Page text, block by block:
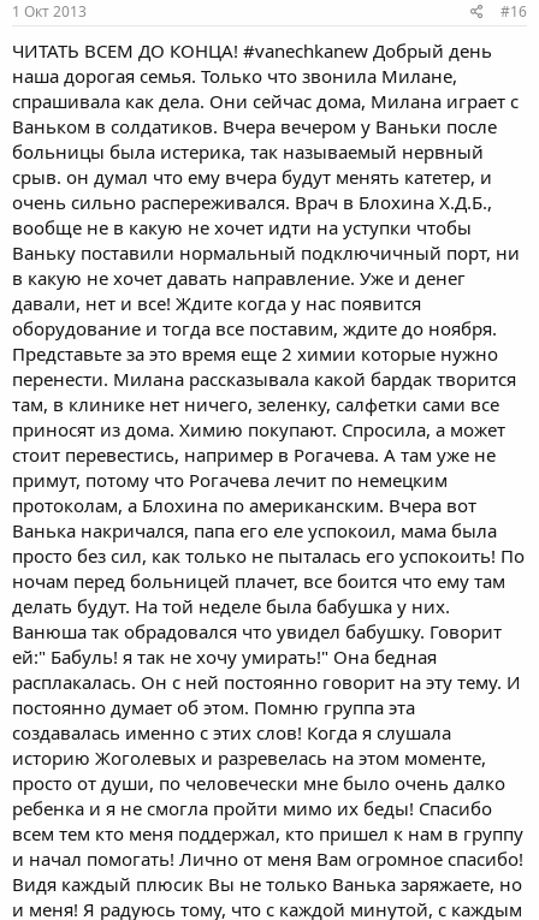
1 Окт 2013 #16
ЧИТАТЬ ВСЕМ ДО КОНЦА! #vanechkanew Добрый день
наша дорогая семья. Только что звонила Милане,
спрашивала как дела. Они сейчас дома, Милана играет с
Ваньком в солдатиков. Вчера вечером у Ваньки после
больницы была истерика, так называемый нервный
срыв. он думал что ему вчера будут менять катетер, и
очень сильно распереживался. Врач в Блохина Х.Д.Б.,
вообще не в какую не хочет идти на уступки чтобы
Ваньку поставили нормальный подключичный порт, ни
в какую не хочет давать направление. Уже и денег
давали, нет и все! Ждите когда у нас появится
оборудование и тогда все поставим, ждите до ноября.
Представьте за это время еще 2 химии которые нужно
перенести. Милана рассказывала какой бардак творится
там, в клинике нет ничего, зеленку, салфетки сами все
приносят из дома. Химию покупают. Спросила, а может
стоит перевестись, например в Рогачева. А там уже не
примут, потому что Рогачева лечит по немецким
протоколам, а Блохина по американским. Вчера вот
Ванька накричался, папа его еле успокоил, мама была
просто без сил, как только не пыталась его успокоить! По
ночам перед больницей плачет, все боится что ему там
делать будут. На той неделе была бабушка у них.
Ванюша так обрадовался что увидел бабушку. Говорит
ей:" Бабуль! я так не хочу умирать!" Она бедная
расплакалась. Он с ней постоянно говорит на эту тему. И
постоянно думает об этом. Помню группа эта
создавалась именно с этих слов! Когда я слушала
историю Жоголевых и разревелась на этом моменте,
просто от души, по человечески мне было очень далко
ребенка и я не смогла пройти мимо их беды! Спасибо
всем тем кто меня поддержал, кто пришел к нам в группу
и начал помогать! Лично от меня Вам огромное спасибо!
Видя каждый плюсик Вы не только Ванька заряжаете, но
и меня! Я радуюсь тому, что с каждой минутой, с каждым